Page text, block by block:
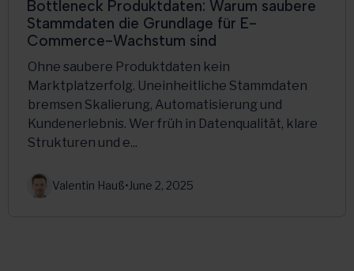
Bottleneck Produktdaten: Warum saubere
Stammdaten die Grundlage für E-
Commerce-Wachstum sind
Ohne saubere Produktdaten kein
Marktplatzerfolg. Uneinheitliche Stammdaten
bremsen Skalierung, Automatisierung und
Kundenerlebnis. Wer früh in Datenqualität, klare
Strukturen und e...
Valentin Hauß•June 2, 2025